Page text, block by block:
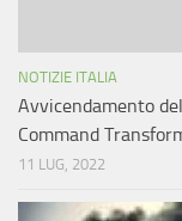
NOTIZIE ITALIA
Avvicendamento
Command
11 LUG, 2022